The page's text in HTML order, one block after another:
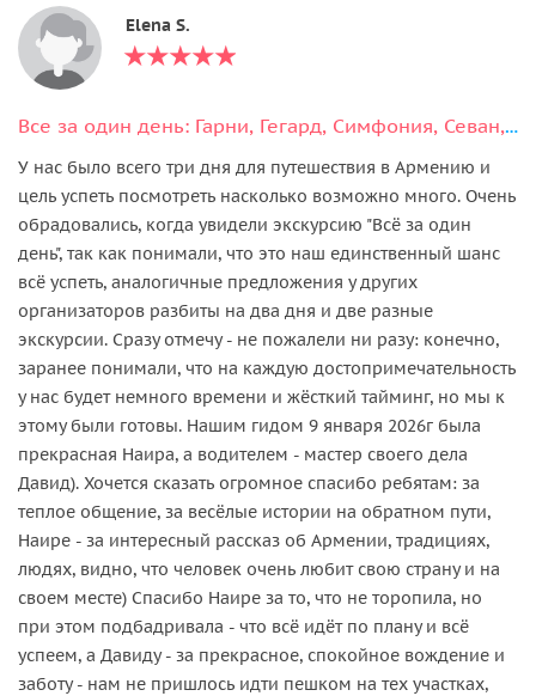
Elena S.
Все за один день: Гарни, Гегард, Симфония, Севан, Дилижан, Агарцин
У нас было всего три дня для путешествия в Армению и
цель успеть посмотреть насколько возможно много. Очень
обрадовались, когда увидели экскурсию "Всё за один
день", так как понимали, что это наш единственный шанс
всё успеть, аналогичные предложения у других
организаторов разбиты на два дня и две разные
экскурсии. Сразу отмечу - не пожалели ни разу: конечно,
заранее понимали, что на каждую достопримечательность
у нас будет немного времени и жёсткий тайминг, но мы к
этому были готовы. Нашим гидом 9 января 2026г была
прекрасная Наира, а водителем - мастер своего дела
Давид). Хочется сказать огромное спасибо ребятам: за
теплое общение, за весёлые истории на обратном пути,
Наире - за интересный рассказ об Армении, традициях,
людях, видно, что человек очень любит свою страну и на
своем месте) Спасибо Наире за то, что не торопила, но
при этом подбадривала - что всё идёт по плану и всё
успеем, а Давиду - за прекрасное, спокойное вождение и
заботу - нам не пришлось идти пешком на тех участках,